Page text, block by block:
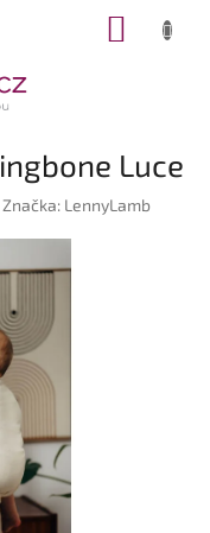
Luce
Značka: LennyLamb